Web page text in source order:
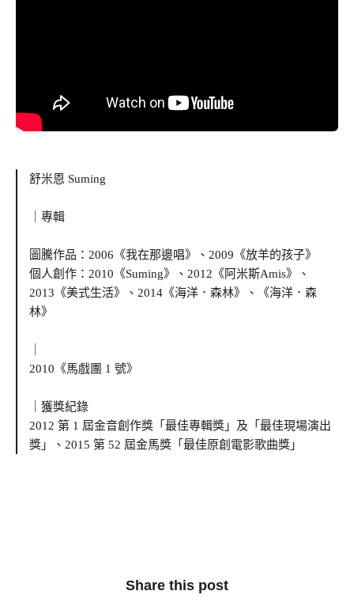
舒米恩 Suming
｜專輯
圖騰作品：2006《我在那邊唱》、2009《放羊的孩子》
個人創作：2010《Suming》、2012《阿米斯Amis》、
2013《美式生活》、2014《海洋．森林》、《海洋．森
林》
2010《馬戲團 1 號》
｜獲獎紀錄
2012 第 1 屆金音創作獎「最佳專輯獎」及「最佳現場演出
獎」、2015 第 52 屆金馬獎「最佳原創電影歌曲獎」
Share this post